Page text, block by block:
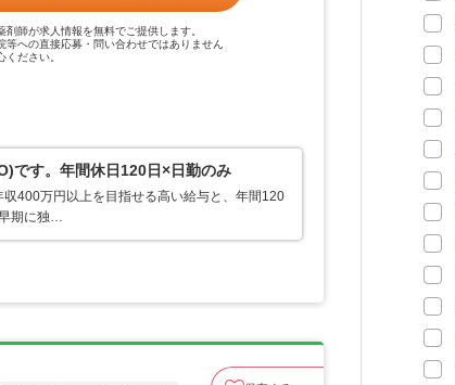
剤師が求人情報を無料でご提供します。
等への直接応募・問い合わせではありません
ください。
です。年間休日120日×日勤のみ
400万円以上を目指せる高い給与と、年間120
期に独…